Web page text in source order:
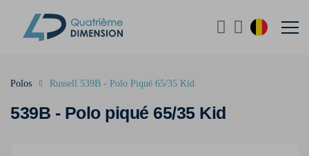
539B - Polo piqué 65/35 Kid
Polos Russell 539B - Polo Piqué 65/35 Kid